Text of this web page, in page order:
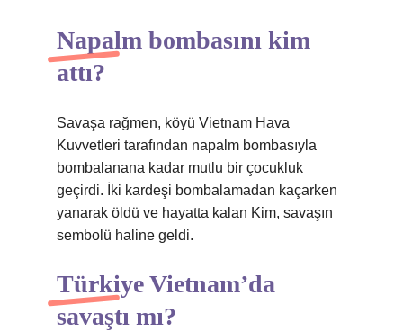
Napalm bombasını kim
attı?
Savaşa rağmen, köyü Vietnam Hava
Kuvvetleri tarafından napalm bombasıyla
bombalanana kadar mutlu bir çocukluk
geçirdi. İki kardeşi bombalamadan kaçarken
yanarak öldü ve hayatta kalan Kim, savaşın
sembolü haline geldi.
Türkiye Vietnam’da
savaştı mı?